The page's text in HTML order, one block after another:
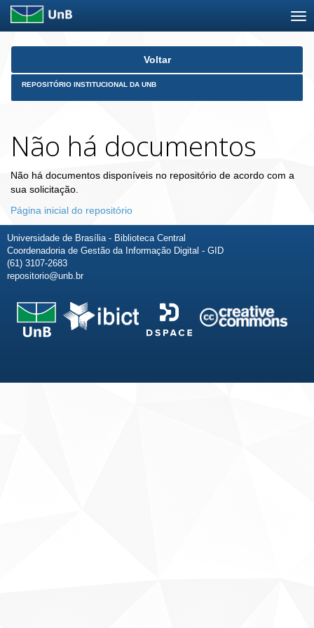
Skip
Voltar
REPOSITÓRIO INSTITUCIONAL DA UNB
Não há documentos
Não há documentos disponíveis no repositório de acordo com a
sua solicitação.
Página inicial do repositório
Universidade de Brasília - Biblioteca Central
Coordenadoria de Gestão da Informação Digital - GID
(61) 3107-2683
repositorio@unb.br